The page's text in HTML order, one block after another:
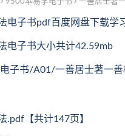
电子书pdf百度网盘下载学
电子书大小共计42.59mb
子书/A01/一善居士著一善
.pdf【共计147页】